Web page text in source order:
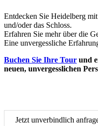
Entdecken Sie Heidelberg
und/oder das Schloss.
Erfahren Sie mehr über die
Eine unvergessliche
Buchen Sie Ihre Tour und
neuen, unvergesslichen
Jetzt unverbindlich